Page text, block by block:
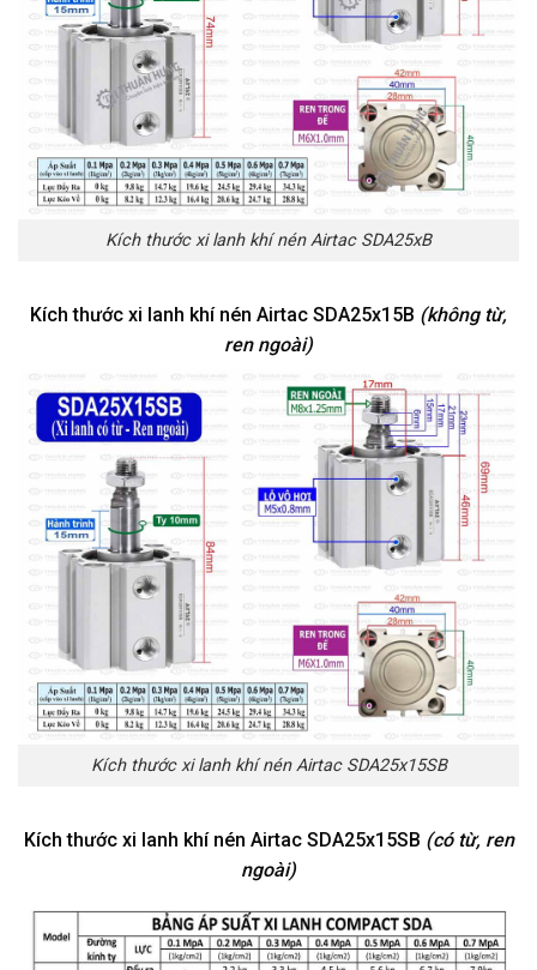
Kích thước xi lanh khí nén Airtac SDA25xB
Kích thước xi lanh khí nén Airtac SDA25x15B (không từ,
ren ngoài)
Kích thước xi lanh khí nén Airtac SDA25x15SB
Kích thước xi lanh khí nén Airtac SDA25x15SB (có từ, ren
ngoài)